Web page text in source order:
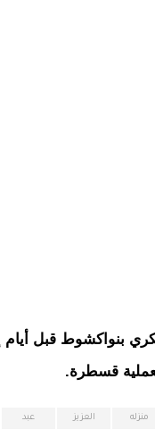
بنواكشوط قبل أيام
قسطرة.
عبد العزيز منزله